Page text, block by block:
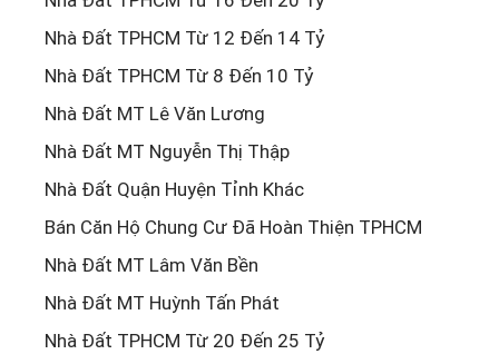
Nhà Đất TPHCM Từ 12 Đến 14 Tỷ
Nhà Đất TPHCM Từ 8 Đến 10 Tỷ
Nhà Đất MT Lê Văn Lương
Nhà Đất MT Nguyễn Thị Thập
Nhà Đất Quận Huyện Tỉnh Khác
Bán Căn Hộ Chung Cư Đã Hoàn Thiện TPHCM
Nhà Đất MT Lâm Văn Bền
Nhà Đất MT Huỳnh Tấn Phát
Nhà Đất TPHCM Từ 20 Đến 25 Tỷ